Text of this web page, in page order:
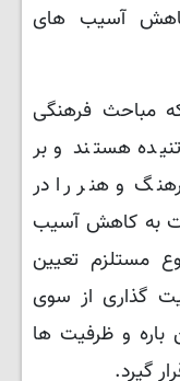
آسیب های
مباحث فرهنگی
هستند و بر
و هنر را در
به کاهش آسیب
مستلزم تعیین
گذاری از سوی
باره و ظرفیت‌ ها
گیرد.